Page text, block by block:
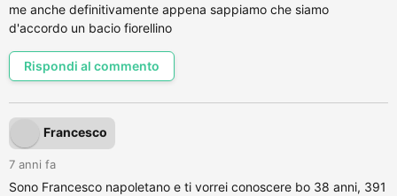
me anche definitivamente appena sappiamo che siamo
d'accordo un bacio fiorellino
Rispondi al commento
Francesco
7 anni fa
Sono Francesco napoletano e ti vorrei conoscere bo 38 anni, 391